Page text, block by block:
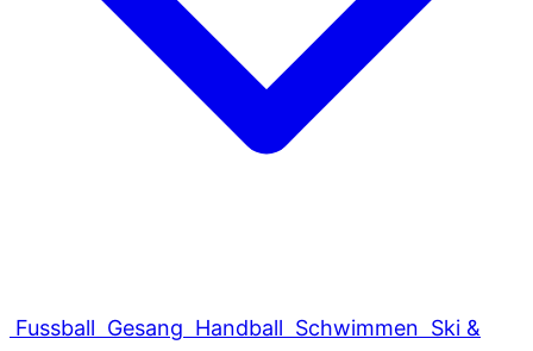
Fussball Gesang Handball Schwimmen Ski &